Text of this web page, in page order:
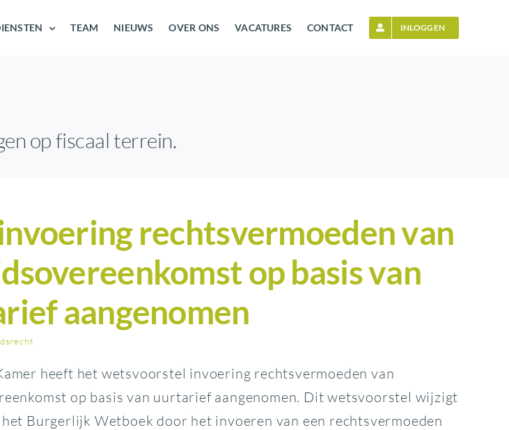
TEAM NIEUWS OVER ONS VACATURES CONTACT INLOGGEN
op fiscaal terrein.
rechtsvermoeden van
op basis van
aangenomen
heeft het wetsvoorstel invoering rechtsvermoeden van
op basis van uurtarief aangenomen. Dit wetsvoorstel wijzigt
het Burgerlijk Wetboek door het invoeren van een rechtsvermoeden